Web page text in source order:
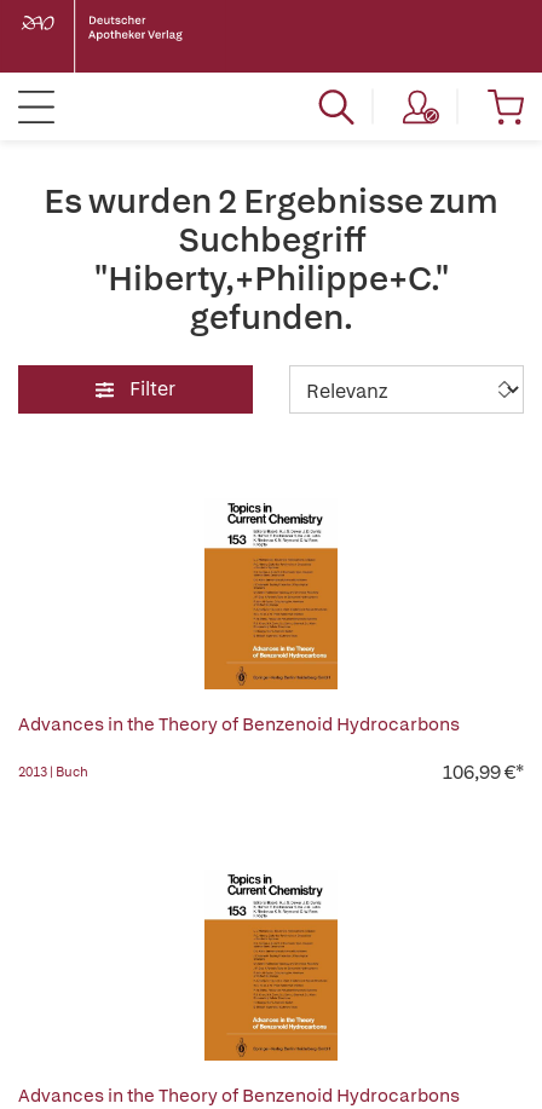
Es wurden 2 Ergebnisse zum
Suchbegriff
"Hiberty,+Philippe+C."
gefunden.
Filter
Advances in the Theory of Benzenoid Hydrocarbons
2013 | Buch 106,99 €*
Advances in the Theory of Benzenoid Hydrocarbons